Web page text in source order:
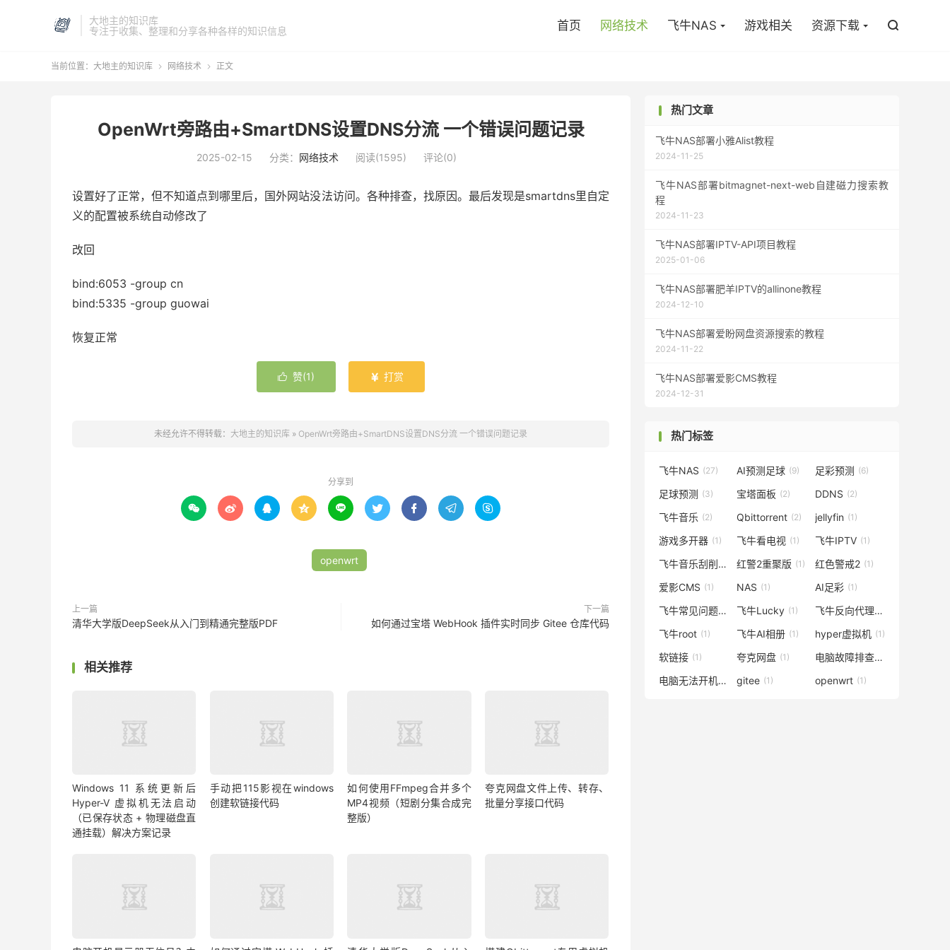
大地主的知识库
专注于收集、整理和分享各种各样的知识信息
首页 网络技术 飞牛NAS 游戏相关 资源下载 
当前位置： 大地主的知识库  网络技术  正文
OpenWrt旁路由+SmartDNS设置DNS分流 一个错误问题记录
2025-02-15 分类： 网络技术 阅读(1595) 评论(0)
设置好了正常，但不知道点到哪里后，国外网站没法访问。各种排查，找原因。最后发现是smartdns里自定
义的配置被系统自动修改了
改回
bind:6053 -group cn
bind:5335 -group guowai
恢复正常
 赞(1)  打赏
未经允许不得转载： 大地主的知识库 » OpenWrt旁路由+SmartDNS设置DNS分流 一个错误问题记录
分享到
        
openwrt
上一篇
清华大学版DeepSeek从入门到精通完整版PDF
下一篇
如何通过宝塔 WebHook 插件实时同步 Gitee 仓库代码
相关推荐
Windows 11 系统更新后
Hyper-V 虚拟机无法启动
（已保存状态 + 物理磁盘直
通挂载）解决方案记录
手动把115影视在windows
创建软链接代码
如何使用FFmpeg合并多个
MP4视频（短剧分集合成完
整版）
夸克网盘文件上传、转存、
批量分享接口代码
热门文章
飞牛NAS部署小雅Alist教程
2024-11-25
飞牛NAS部署bitmagnet-next-web自建磁力搜索教
程
2024-11-23
飞牛NAS部署IPTV-API项目教程
2025-01-06
飞牛NAS部署肥羊IPTV的allinone教程
2024-12-10
飞牛NAS部署爱盼网盘资源搜索的教程
2024-11-22
飞牛NAS部署爱影CMS教程
2024-12-31
热门标签
飞牛NAS (27) AI预测足球 (9) 足彩预测 (6)
足球预测 (3) 宝塔面板 (2) DDNS (2)
飞牛音乐 (2) Qbittorrent (2) jellyfin (1)
游戏多开器 (1) 飞牛看电视 (1) 飞牛IPTV (1)
飞牛音乐刮削
(1) 红警2重聚版 (1) 红色警戒2 (1)
爱影CMS (1) NAS (1) AI足彩 (1)
飞牛常见问题
(1) 飞牛Lucky (1) 飞牛反向代理
(1)
飞牛root (1) 飞牛AI相册 (1) hyper虚拟机 (1)
软链接 (1) 夸克网盘 (1) 电脑故障排查
(1)
电脑无法开机
(1) gitee (1) openwrt (1)